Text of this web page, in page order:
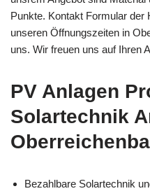
Punkte. Kontakt Formular der
unseren Öffnungszeiten in
uns. Wir freuen uns auf Ihren
PV Anlagen
Solartechnik
Bezahlbare Solartechnik